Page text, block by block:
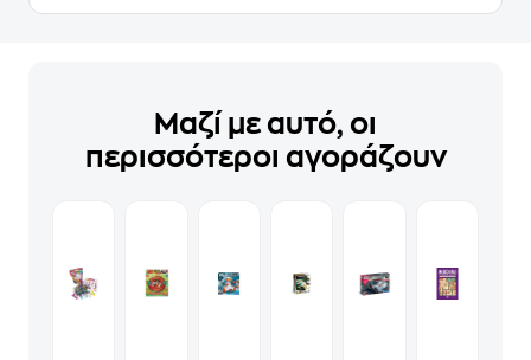
Μαζί με αυτό, οι
περισσότεροι αγοράζουν